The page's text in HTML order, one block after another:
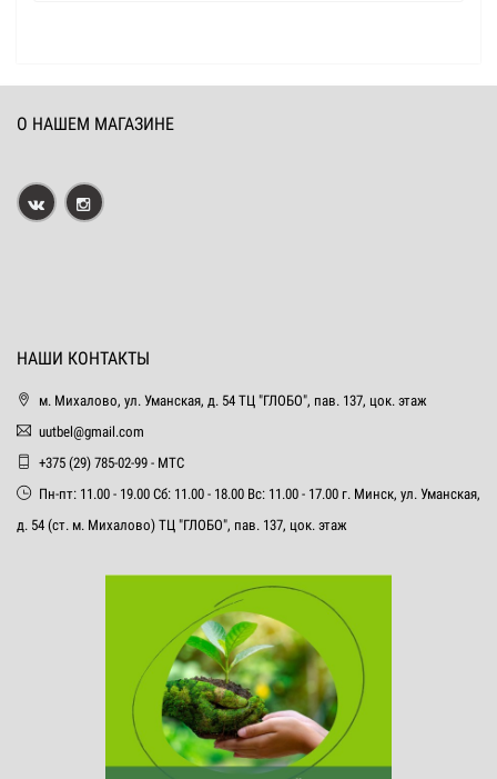
О НАШЕМ МАГАЗИНЕ
НАШИ КОНТАКТЫ
м. Михалово, ул. Уманская, д. 54 ТЦ "ГЛОБО", пав. 137, цок. этаж
uutbel@gmail.com
+375 (29) 785-02-99 - МТС
Пн-пт: 11.00 - 19.00 Сб: 11.00 - 18.00 Вс: 11.00 - 17.00 г. Минск, ул. Уманская,
д. 54 (ст. м. Михалово) ТЦ "ГЛОБО", пав. 137, цок. этаж